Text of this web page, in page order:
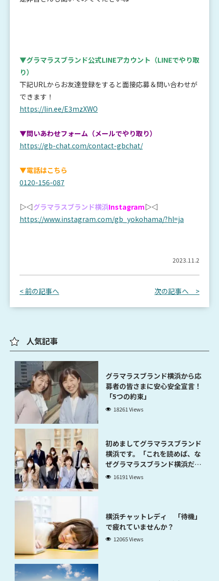
▼グラマラスブランド公式LINEアカウント （LINEでやり取
り）
下記URLからお友達登録をすると面接応募＆問い合わせが
できます！
https://lin.ee/E3mzXWO
▼問いあわせフォーム（メールでやり取り）
https://gb-chat.com/contact-gbchat/
▼電話はこちら
0120-156-087
▷◁グラマラスブランド横浜Instagram▷◁
https://www.instagram.com/gb_yokohama/?hl=ja
2023.11.2
< 前の記事へ 次の記事へ >
人気記事
グラマラスブランド横浜から応
募者の皆さまに安心安全宣言！
「5つの約束」
18261 Views
初めましてグラマラスブランド
横浜です。「これを読めば、な
ぜグラマラスブランド横浜だと
稼げるのかが分かります」
16191 Views
横浜チャットレディ 「待機」
で疲れていませんか？
12065 Views